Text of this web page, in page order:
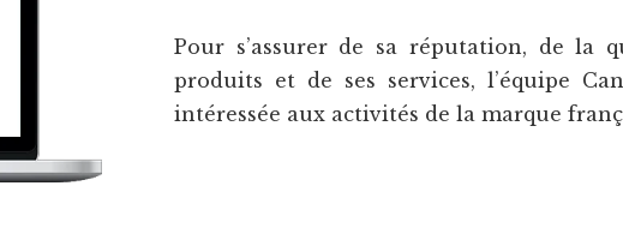
Pour s’assurer de sa réputation, de la
produits et de ses services, l’équipe
intéressée aux activités de la marque